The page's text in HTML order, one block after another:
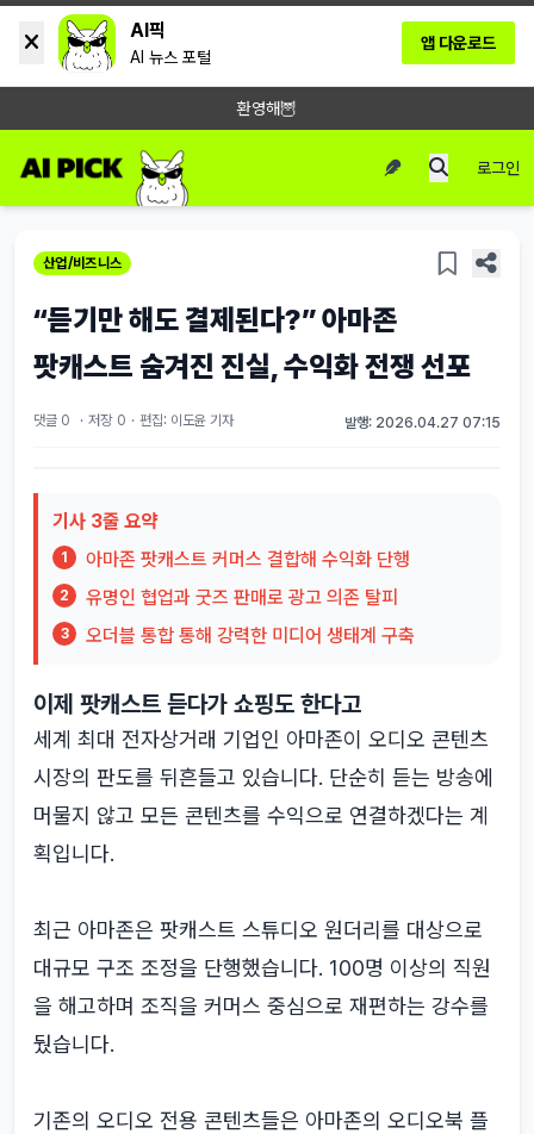
AI픽
AI 뉴스 포털
앱 다운로드
환영해🦉
로그인
산업/비즈니스
“듣기만 해도 결제된다?” 아마존
팟캐스트 숨겨진 진실, 수익화 전쟁 선포
댓글 0 · 저장 0 · 편집: 이도윤 기자 발행: 2026.04.27 07:15
기사 3줄 요약
1 아마존 팟캐스트 커머스 결합해 수익화 단행
2 유명인 협업과 굿즈 판매로 광고 의존 탈피
3 오더블 통합 통해 강력한 미디어 생태계 구축
이제 팟캐스트 듣다가 쇼핑도 한다고
세계 최대 전자상거래 기업인 아마존이 오디오 콘텐츠
시장의 판도를 뒤흔들고 있습니다. 단순히 듣는 방송에
머물지 않고 모든 콘텐츠를 수익으로 연결하겠다는 계
획입니다.
최근 아마존은 팟캐스트 스튜디오 원더리를 대상으로
대규모 구조 조정을 단행했습니다. 100명 이상의 직원
을 해고하며 조직을 커머스 중심으로 재편하는 강수를
뒀습니다.
기존의 오디오 전용 콘텐츠들은 아마존의 오디오북 플